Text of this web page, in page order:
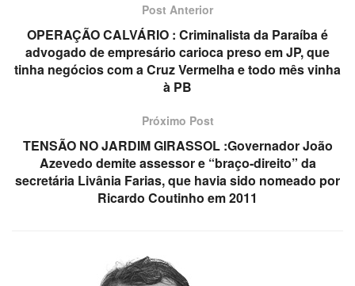
Post Anterior
OPERAÇÃO CALVÁRIO : Criminalista da Paraíba é
advogado de empresário carioca preso em JP, que
tinha negócios com a Cruz Vermelha e todo mês vinha
à PB
Próximo Post
TENSÃO NO JARDIM GIRASSOL :Governador João
Azevedo demite assessor e “braço-direito” da
secretária Livânia Farias, que havia sido nomeado por
Ricardo Coutinho em 2011